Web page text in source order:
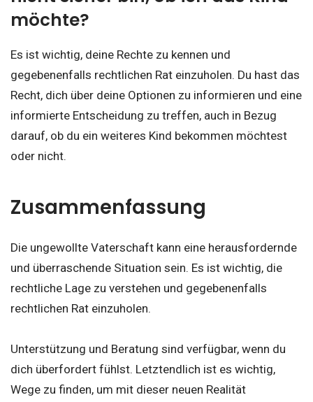
möchte?
Es ist wichtig, deine Rechte zu kennen und
gegebenenfalls rechtlichen Rat einzuholen. Du hast das
Recht, dich über deine Optionen zu informieren und eine
informierte Entscheidung zu treffen, auch in Bezug
darauf, ob du ein weiteres Kind bekommen möchtest
oder nicht.
Zusammenfassung
Die ungewollte Vaterschaft kann eine herausfordernde
und überraschende Situation sein. Es ist wichtig, die
rechtliche Lage zu verstehen und gegebenenfalls
rechtlichen Rat einzuholen.
Unterstützung und Beratung sind verfügbar, wenn du
dich überfordert fühlst. Letztendlich ist es wichtig,
Wege zu finden, um mit dieser neuen Realität